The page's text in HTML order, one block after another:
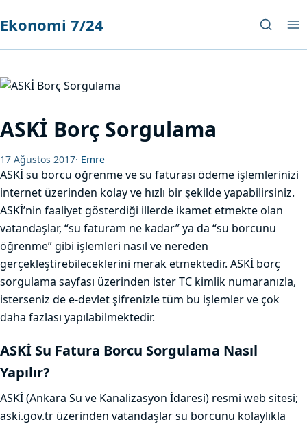
Ekonomi 7/24
ASKİ Borç Sorgulama
17 Ağustos 2017· Emre
ASKİ su borcu öğrenme ve su faturası ödeme işlemlerinizi
internet üzerinden kolay ve hızlı bir şekilde yapabilirsiniz.
ASKİ’nin faaliyet gösterdiği illerde ikamet etmekte olan
vatandaşlar, “su faturam ne kadar” ya da “su borcunu
öğrenme” gibi işlemleri nasıl ve nereden
gerçekleştirebileceklerini merak etmektedir. ASKİ borç
sorgulama sayfası üzerinden ister TC kimlik numaranızla,
isterseniz de e-devlet şifrenizle tüm bu işlemler ve çok
daha fazlası yapılabilmektedir.
ASKİ Su Fatura Borcu Sorgulama Nasıl
Yapılır?
ASKİ (Ankara Su ve Kanalizasyon İdaresi) resmi web sitesi;
aski.gov.tr üzerinden vatandaşlar su borcunu kolaylıkla